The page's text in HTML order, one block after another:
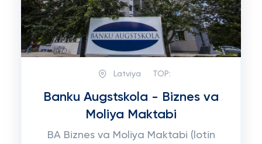
Latviya TOP:
Banku Augstskola - Biznes va
Moliya Maktabi
BA Biznes va Moliya Maktabi (lotin